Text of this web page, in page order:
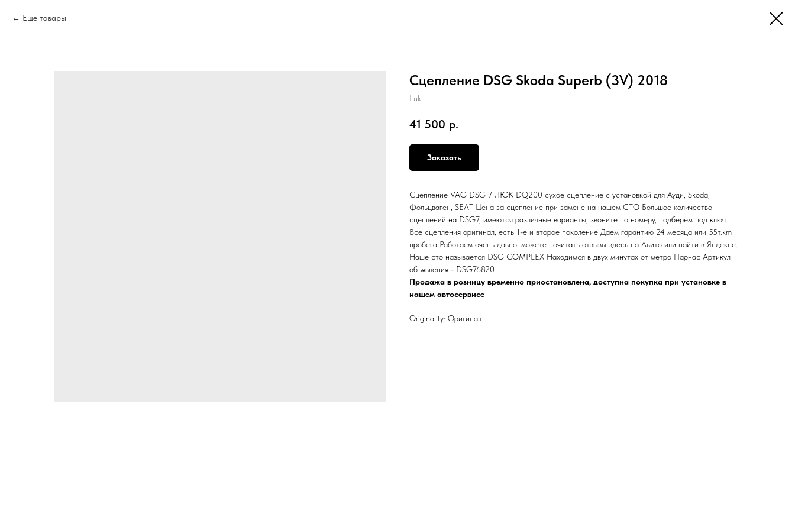
Еще товары
Сцепление DSG Skoda Superb (3V) 2018
Luk
41 500 р.
Заказать
Сцепление VAG DSG 7 ЛЮК DQ200 сухое сцепление с установкой для Ауди, Skoda,
Фольцваген, SEAT Цена за сцепление при замене на нашем СТО Большое количество
сцеплений на DSG7, имеются различные варианты, звоните по номеру, подберем под ключ.
Все сцепления оригинал, есть 1-е и второе поколение Даем гарантию 24 месяца или 55т.km
пробега Работаем очень давно, можете почитать отзывы здесь на Авито или найти в Яндексе.
Наше сто называется DSG COMPLEX Находимся в двух минутах от метро Парнас Артикул
объявления - DSG76820
Продажа в розницу временно приостановлена, доступна покупка при установке в
нашем автосервисе
Originality: Оригинал